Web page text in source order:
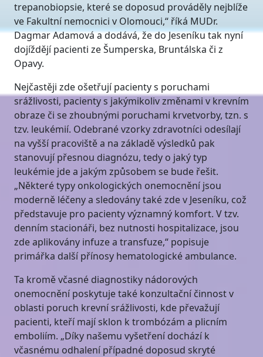
trepanobiopsie, které se doposud prováděly nejblíže
ve Fakultní nemocnici v Olomouci,“ říká MUDr.
Dagmar Adamová a dodává, že do Jeseníku tak nyní
dojíždějí pacienti ze Šumperska, Bruntálska či z
Opavy.
Nejčastěji zde ošetřují pacienty s poruchami
srážlivosti, pacienty s jakýmikoliv změnami v krevním
obraze či se zhoubnými poruchami krvetvorby, tzn. s
tzv. leukémií. Odebrané vzorky zdravotníci odesílají
na vyšší pracoviště a na základě výsledků pak
stanovují přesnou diagnózu, tedy o jaký typ
leukémie jde a jakým způsobem se bude řešit.
„Některé typy onkologických onemocnění jsou
moderně léčeny a sledovány také zde v Jeseníku, což
představuje pro pacienty významný komfort. V tzv.
denním stacionáři, bez nutnosti hospitalizace, jsou
zde aplikovány infuze a transfuze,“ popisuje
primářka další přínosy hematologické ambulance.
Ta kromě včasné diagnostiky nádorových
onemocnění poskytuje také konzultační činnost v
oblasti poruch krevní srážlivosti, kde převažují
pacienti, kteří mají sklon k trombózám a plicním
emboliím. „Díky našemu vyšetření dochází k
včasnému odhalení případné doposud skryté